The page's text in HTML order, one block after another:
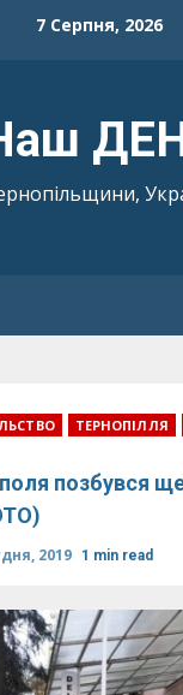
7 Серпня, 2026
ТЕРНОПІЛЛЯ
позбувся
2019 1 min read